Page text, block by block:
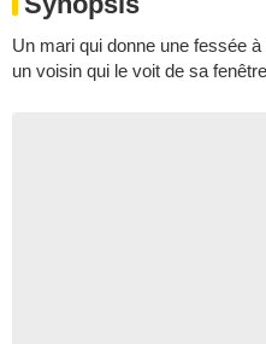
Un mari qui donne une fessée
un voisin qui le voit de sa